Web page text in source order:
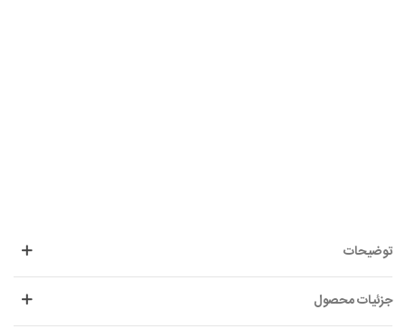
توضیحات
جزئیات محصول